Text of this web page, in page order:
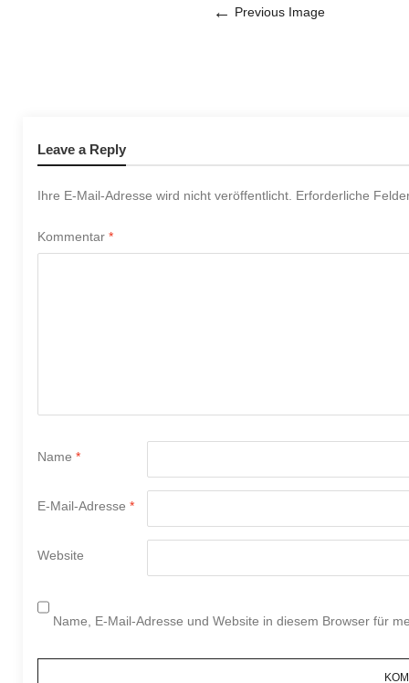
← Previous Image
Leave a Reply
Ihre E-Mail-Adresse wird nicht veröffentlicht. Erforderliche
Kommentar *
Name *
E-Mail-Adresse *
Website
Name, E-Mail-Adresse und Website in diesem Browser für